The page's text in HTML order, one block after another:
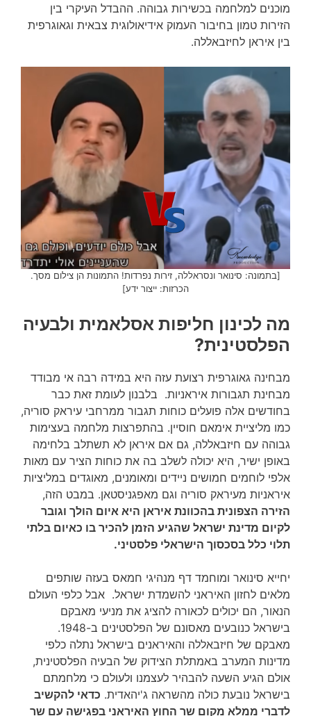
מוכנים למלחמה בכשירות גבוהה. ההבדל העיקרי בין
הזירות טמון בחיבור העמוק אידיאולוגית צבאית וגאוגרפית
בין איראן לחיזבאללה.
[בתמונה: סינואר ונסראללה, זירות נפרדות! התמונות הן צילום מסך.
הכרזות: ייצור ידע]
מה לכינון חליפות אסלאמית ולבעיה
הפלסטינית?
מבחינה גאוגרפית רצועת עזה היא במידה רבה אי מבודד
מבחינת תגבורות איראניות. בלבנון לעומת זאת כבר
בחודשים אלה פועלים כוחות תגבור ממרחבי עיראק סוריה,
כמו מליציית אימאם חוסיין. בהתפרצות מלחמה בעצימות
גבוהה עם חיזבאללה, גם אם איראן לא תשתלב בלחימה
באופן ישיר, היא יכולה לשלב בה את כוחות הציר עם מאות
אלפי לוחמים חמושים ניידים ומאומנים, מאוגדים במליציות
איראניות מעיראק סוריה וגם מאפגניסטאן. במבט הזה,
הזירה הצפונית בהכוונת איראן היא איום הולך וגובר
לקיום מדינת ישראל שהגיע הזמן להכיר בו כאיום בלתי
תלוי כלל בסכסוך הישראלי פלסטיני.
יחייא סינואר ומוחמד דף מנהיגי חמאס בעזה שותפים
מלאים לחזון האיראני להשמדת ישראל. אבל כלפי העולם
הנאור, הם יכולים לכאורה להציג את מניעי מאבקם
בישראל כנובעים מאסונם של הפלסטינים ב-1948.
מאבקם של חיזבאללה והאיראנים בישראל נתלה כלפי
מדינות המערב באמתלת הצידוק של הבעיה הפלסטינית,
אולם הגיע השעה להבהיר לעצמנו ולעולם כי מלחמתם
בישראל נובעת כולה מהשראה ג'יהאדית. כדאי להקשיב
לדברי ממלא מקום שר החוץ האיראני בפגישה עם שר